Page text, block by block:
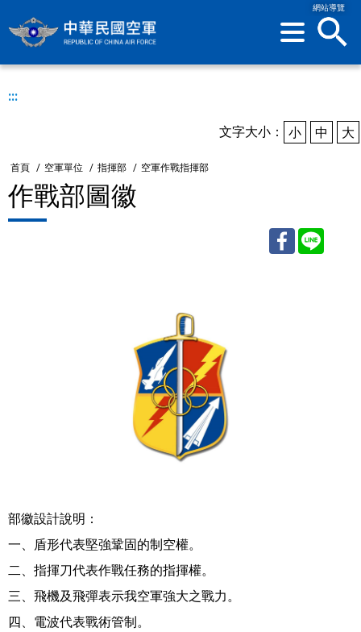
網站導覽
:::
文字大小： 小 中 大
首頁 / 空軍單位 / 指揮部 / 空軍作戰指揮部
作戰部圖徽
部徽設計說明：
一、盾形代表堅強鞏固的制空權。
二、指揮刀代表作戰任務的指揮權。
三、飛機及飛彈表示我空軍強大之戰力。
四、電波代表戰術管制。